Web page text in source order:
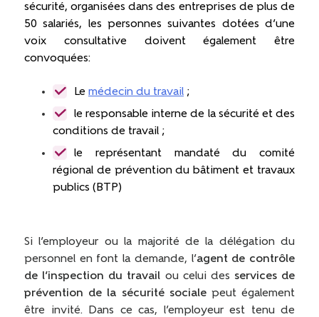
sécurité, organisées dans des entreprises de plus de
50 salariés, les personnes suivantes dotées d’une
voix consultative doivent également être
convoquées:
Le médecin du travail ;
le responsable interne de la sécurité et des
conditions de travail ;
le représentant mandaté du comité
régional de prévention du bâtiment et travaux
publics (BTP)
Si l’employeur ou la majorité de la délégation du
personnel en font la demande, l’agent de contrôle
de l’inspection du travail ou celui des services de
prévention de la sécurité socialepeut également
être invité. Dans ce cas, l’employeur est tenu de